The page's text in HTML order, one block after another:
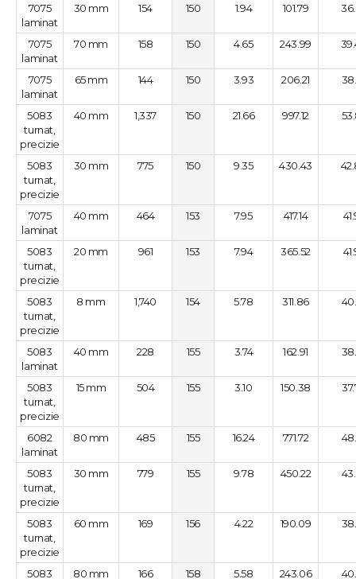
7075
laminat
30 mm 154 150 1.94 101.79
7075
laminat
70 mm 158 150 4.65 243.99
7075
laminat
65 mm 144 150 3.93 206.21
5083
turnat,
precizie
40 mm 1,337 150 21.66 997.12
5083
turnat,
precizie
30 mm 775 150 9.35 430.43
7075
laminat
40 mm 464 153 7.95 417.14
5083
turnat,
precizie
20 mm 961 153 7.94 365.52
5083
turnat,
precizie
8 mm 1,740 154 5.78 311.86
5083
laminat
40 mm 228 155 3.74 162.91
5083
turnat,
precizie
15 mm 504 155 3.10 150.38
6082
laminat
80 mm 485 155 16.24 771.72
5083
turnat,
precizie
30 mm 779 155 9.78 450.22
5083
turnat,
precizie
60 mm 169 156 4.22 190.09
5083 80 mm 166 158 5.58 243.06